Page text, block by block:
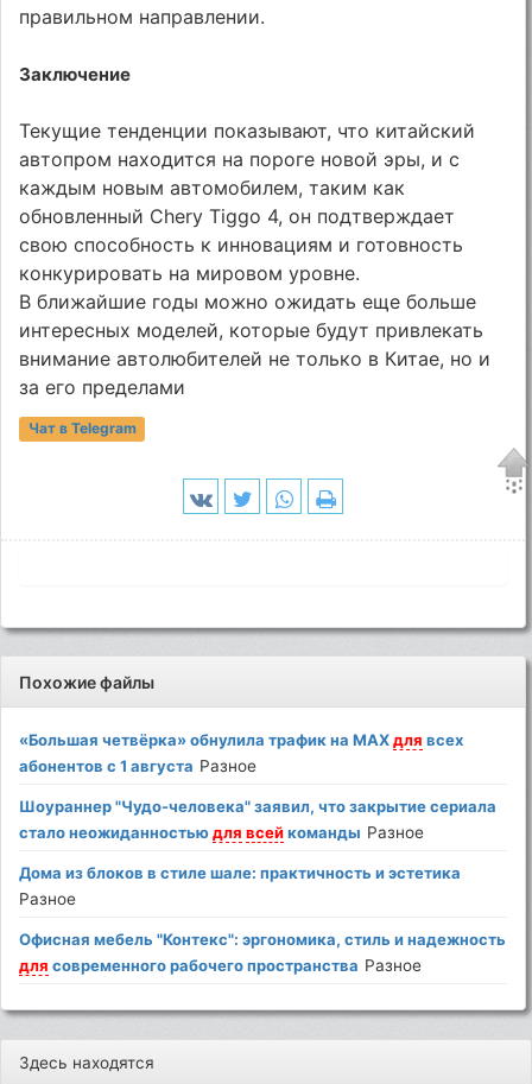
правильном направлении.
Заключение
Текущие тенденции показывают, что китайский
автопром находится на пороге новой эры, и с
каждым новым автомобилем, таким как
обновленный Chery Tiggo 4, он подтверждает
свою способность к инновациям и готовность
конкурировать на мировом уровне.
В ближайшие годы можно ожидать еще больше
интересных моделей, которые будут привлекать
внимание автолюбителей не только в Китае, но и
за его пределами
Чат в Telegram
Похожие файлы
«Большая четвёрка» обнулила трафик на MAXдля всех
абонентов с 1 августа Разное
Шоураннер "Чудо-человека" заявил, что закрытие сериала
стало неожиданностьюдля всейкоманды Разное
Дома из блоков в стиле шале: практичность и эстетика
Разное
Офисная мебель "Контекс": эргономика, стиль и надежность
для современного рабочего пространства Разное
Здесь находятся